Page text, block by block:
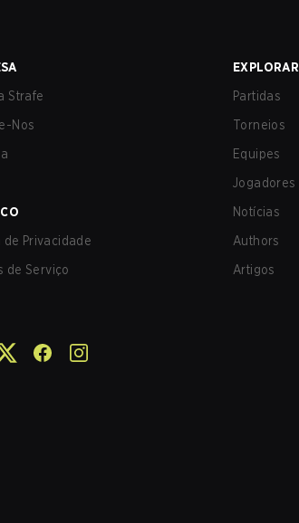
Strafe
Nos
de Privacidade
de Serviço
EXPLORAR
Partidas
Torneios
Equipes
Jogadores
Notícias
Authors
Artigos